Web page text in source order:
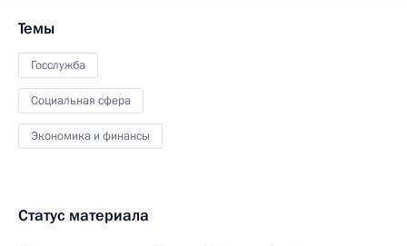
Темы
Госслужба
Социальная сфера
Экономика и финансы
Статус материала